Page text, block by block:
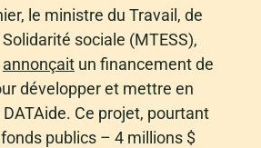
le ministre du Travail, de
Solidarité sociale (MTESS),
annonçait un financement de
développer et mettre en
Ce projet, pourtant
publics – 4 millions $